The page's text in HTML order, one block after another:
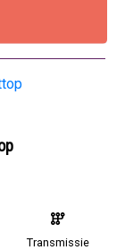
Transmissie